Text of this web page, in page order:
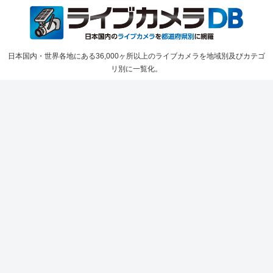
日本国内・世界各地にある36,000ヶ所以上のライブカメラを地域別及びカテゴ
リ別に一覧化。